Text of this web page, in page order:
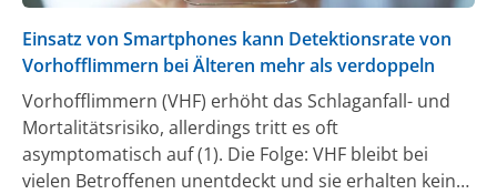
Einsatz von Smartphones kann Detektionsrate von
Vorhofflimmern bei Älteren mehr als verdoppeln
Vorhofflimmern (VHF) erhöht das Schlaganfall- und
Mortalitätsrisiko, allerdings tritt es oft
asymptomatisch auf (1). Die Folge: VHF bleibt bei
vielen Betroffenen unentdeckt und sie erhalten keine